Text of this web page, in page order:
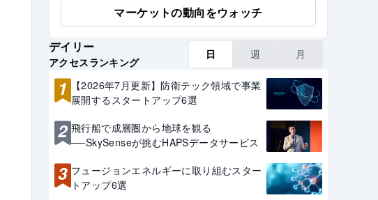
マーケットの動向をウォッチ
デイリー
アクセスランキング
日 週 月
1
【2026年7月更新】防衛テック領域で事業
展開するスタートアップ6選
2 飛行船で成層圏から地球を観る
──SkySenseが挑むHAPSデータサービス
3 フュージョンエネルギーに取り組むスター
トアップ6選